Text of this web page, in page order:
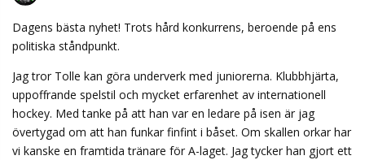
Dagens bästa nyhet! Trots hård konkurrens, beroende på ens
politiska ståndpunkt.
Jag tror Tolle kan göra underverk med juniorerna. Klubbhjärta,
uppoffrande spelstil och mycket erfarenhet av internationell
hockey. Med tanke på att han var en ledare på isen är jag
övertygad om att han funkar finfint i båset. Om skallen orkar har
vi kanske en framtida tränare för A-laget. Jag tycker han gjort ett